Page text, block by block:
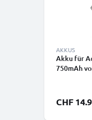
AKKUS
Akku für
750mAh
CHF